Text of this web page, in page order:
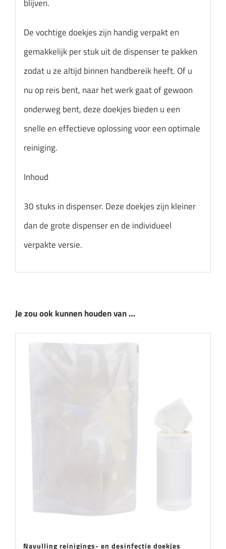
blijven.
De vochtige doekjes zijn handig verpakt en
gemakkelijk per stuk uit de dispenser te pakken
zodat u ze altijd binnen handbereik heeft. Of u
nu op reis bent, naar het werk gaat of gewoon
onderweg bent, deze doekjes bieden u een
snelle en effectieve oplossing voor een optimale
reiniging.
Inhoud
30 stuks in dispenser. Deze doekjes zijn kleiner
dan de grote dispenser en de individueel
verpakte versie.
Je zou ook kunnen houden van …
Navulling reinigings- en desinfectie doekjes